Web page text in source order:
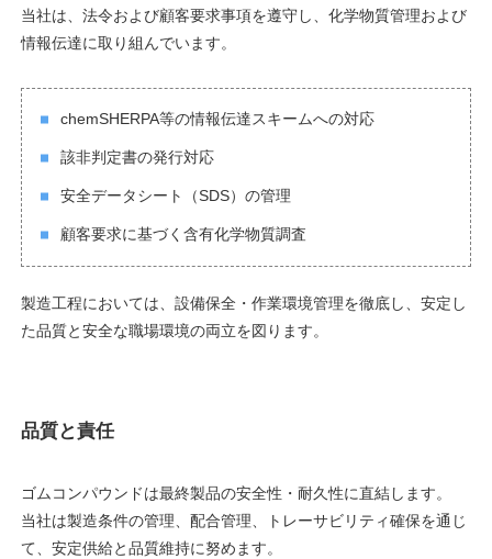
当社は、法令および顧客要求事項を遵守し、化学物質管理および
情報伝達に取り組んでいます。
chemSHERPA等の情報伝達スキームへの対応
該非判定書の発行対応
安全データシート（SDS）の管理
顧客要求に基づく含有化学物質調査
製造工程においては、設備保全・作業環境管理を徹底し、安定し
た品質と安全な職場環境の両立を図ります。
品質と責任
ゴムコンパウンドは最終製品の安全性・耐久性に直結します。
当社は製造条件の管理、配合管理、トレーサビリティ確保を通じ
て、安定供給と品質維持に努めます。